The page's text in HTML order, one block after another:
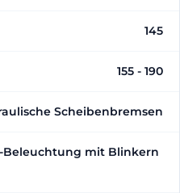
145
155 - 190
Scheibenbremsen
Beleuchtung mit Blinkern